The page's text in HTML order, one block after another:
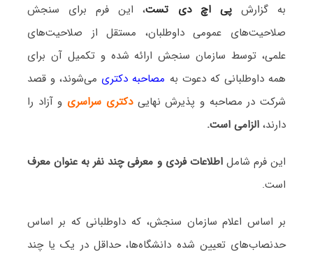
به گزارشپی اچ دی تست، این فرم برای سنجش
صلاحیت‌های عمومی داوطلبان، مستقل از صلاحیت‌های
علمی، توسط سازمان سنجش ارائه شده و تکمیل آن برای
همه داوطلبانی که دعوت به مصاحبه دکتری می‌شوند، و قصد
شرکت در مصاحبه و پذیرش نهاییدکتری سراسری و آزاد را
دارند، الزامی است.
این فرم شاملاطلاعات فردی و معرفی چند نفر به عنوان معرف
است.
بر اساس اعلام سازمان سنجش، که داوطلبانی که بر اساس
حدنصاب‌های تعیین شده دانشگاه‌ها، حداقل در یک یا چند